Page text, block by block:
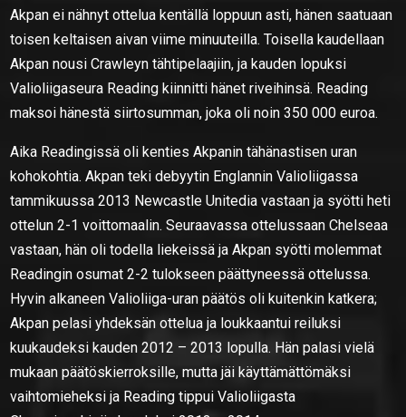
Akpan ei nähnyt ottelua kentällä loppuun asti, hänen saatuaan
toisen keltaisen aivan viime minuuteilla. Toisella kaudellaan
Akpan nousi Crawleyn tähtipelaajiin, ja kauden lopuksi
Valioliigaseura Reading kiinnitti hänet riveihinsä. Reading
maksoi hänestä siirtosumman, joka oli noin 350 000 euroa.
Aika Readingissä oli kenties Akpanin tähänastisen uran
kohokohtia. Akpan teki debyytin Englannin Valioliigassa
tammikuussa 2013 Newcastle Unitedia vastaan ja syötti heti
ottelun 2-1 voittomaalin. Seuraavassa ottelussaan Chelseaa
vastaan, hän oli todella liekeissä ja Akpan syötti molemmat
Readingin osumat 2-2 tulokseen päättyneessä ottelussa.
Hyvin alkaneen Valioliiga-uran päätös oli kuitenkin katkera;
Akpan pelasi yhdeksän ottelua ja loukkaantui reiluksi
kuukaudeksi kauden 2012 – 2013 lopulla. Hän palasi vielä
mukaan päätöskierroksille, mutta jäi käyttämättömäksi
vaihtomieheksi ja Reading tippui Valioliigasta